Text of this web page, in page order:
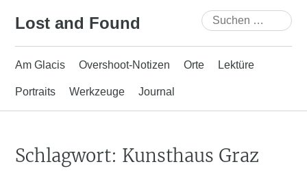
Lost and Found
Suchen
nach:
Am Glacis Overshoot-Notizen Orte Lektüre
Portraits Werkzeuge Journal
Schlagwort: Kunsthaus Graz